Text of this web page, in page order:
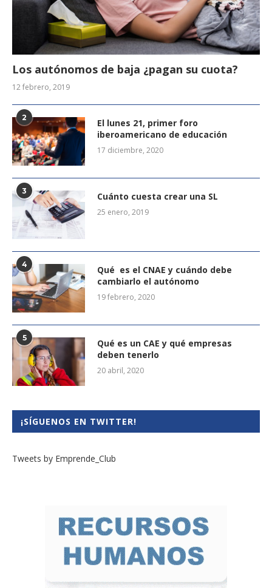
Los autónomos de baja ¿pagan su cuota?
12 febrero, 2019
2
El lunes 21, primer foro
iberoamericano de educación
17 diciembre, 2020
3 Cuánto cuesta crear una SL
25 enero, 2019
4
Qué es el CNAE y cuándo debe
cambiarlo el autónomo
19 febrero, 2020
5
Qué es un CAE y qué empresas
deben tenerlo
20 abril, 2020
¡SÍGUENOS EN TWITTER!
Tweets by Emprende_Club